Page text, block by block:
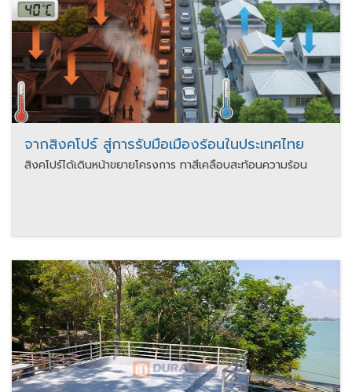
จากสิงคโปร์ สู่การรับมือเมืองร้อนในประเทศไทย
สิงคโปร์ได้เดินหน้าขยายโครงการ ทาสีเคลือบสะท้อนความร้อน